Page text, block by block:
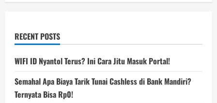
RECENT POSTS
WIFI ID Nyantol Terus? Ini Cara Jitu Masuk Portal!
Semahal Apa Biaya Tarik Tunai Cashless di Bank Mandiri?
Ternyata Bisa Rp0!